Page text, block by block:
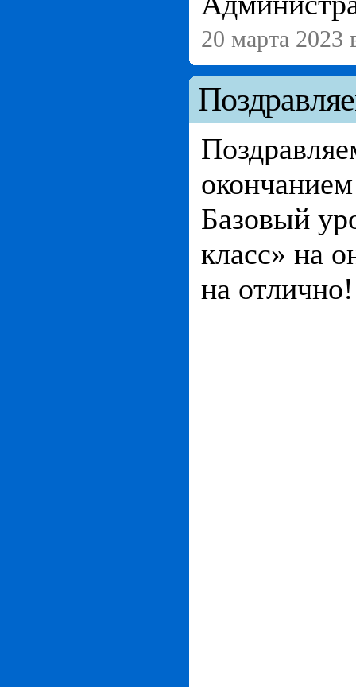
20 марта 2023
Базовый
класс» на
на отлично!